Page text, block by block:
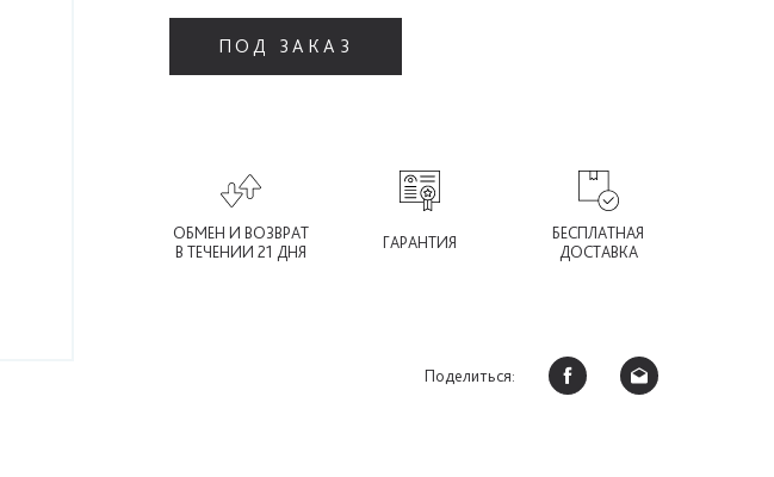
ПОД ЗАКАЗ
ОБМЕН И ВОЗВРАТ
В ТЕЧЕНИИ 21 ДНЯ
ГАРАНТИЯ
БЕСПЛАТНАЯ
ДОСТАВКА
Поделиться: